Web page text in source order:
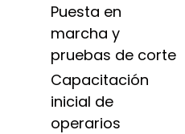
Puesta en
marcha y
pruebas de corte
Capacitación
inicial de
operarios